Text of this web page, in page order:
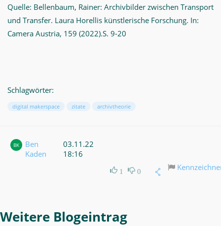
Quelle: Bellenbaum, Rainer: Archivbilder zwischen Transport
und Transfer. Laura Horellis künstlerische Forschung. In:
Camera Austria, 159 (2022).S. 9-20
Schlagwörter:
digital makerspace zitate archivtheorie
BK
Ben
Kaden
03.11.22
18:16
1 0
Weitere Blogeintrag